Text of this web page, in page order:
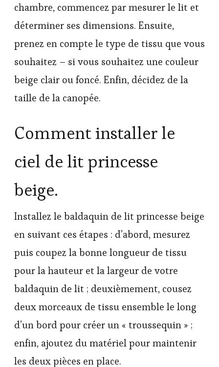
chambre, commencez par mesurer le lit et
déterminer ses dimensions. Ensuite,
prenez en compte le type de tissu que vous
souhaitez – si vous souhaitez une couleur
beige clair ou foncé. Enfin, décidez de la
taille de la canopée.
Comment installer le
ciel de lit princesse
beige.
Installez le baldaquin de lit princesse beige
en suivant ces étapes : d’abord, mesurez
puis coupez la bonne longueur de tissu
pour la hauteur et la largeur de votre
baldaquin de lit ; deuxièmement, cousez
deux morceaux de tissu ensemble le long
d’un bord pour créer un « troussequin » ;
enfin, ajoutez du matériel pour maintenir
les deux pièces en place.